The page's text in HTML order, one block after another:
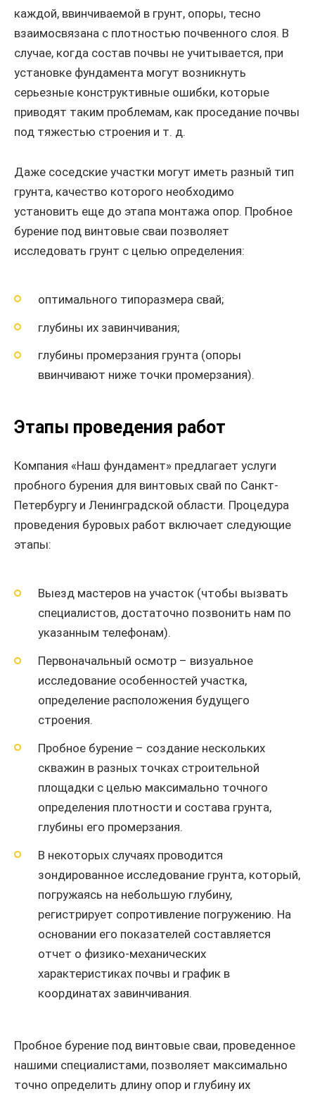
каждой, ввинчиваемой в грунт, опоры, тесно
взаимосвязана с плотностью почвенного слоя. В
случае, когда состав почвы не учитывается, при
установке фундамента могут возникнуть
серьезные конструктивные ошибки, которые
приводят таким проблемам, как проседание почвы
под тяжестью строения и т. д.
Даже соседские участки могут иметь разный тип
грунта, качество которого необходимо
установить еще до этапа монтажа опор. Пробное
бурение под винтовые сваи позволяет
исследовать грунт с целью определения:
оптимального типоразмера свай;
глубины их завинчивания;
глубины промерзания грунта (опоры
ввинчивают ниже точки промерзания).
Этапы проведения работ
Компания «Наш фундамент» предлагает услуги
пробного бурения для винтовых свай по Санкт-
Петербургу и Ленинградской области. Процедура
проведения буровых работ включает следующие
этапы:
Выезд мастеров на участок (чтобы вызвать
специалистов, достаточно позвонить нам по
указанным телефонам).
Первоначальный осмотр – визуальное
исследование особенностей участка,
определение расположения будущего
строения.
Пробное бурение – создание нескольких
скважин в разных точках строительной
площадки с целью максимально точного
определения плотности и состава грунта,
глубины его промерзания.
В некоторых случаях проводится
зондированное исследование грунта, который,
погружаясь на небольшую глубину,
регистрирует сопротивление погружению. На
основании его показателей составляется
отчет о физико-механических
характеристиках почвы и график в
координатах завинчивания.
Пробное бурение под винтовые сваи, проведенное
нашими специалистами, позволяет максимально
точно определить длину опор и глубину их